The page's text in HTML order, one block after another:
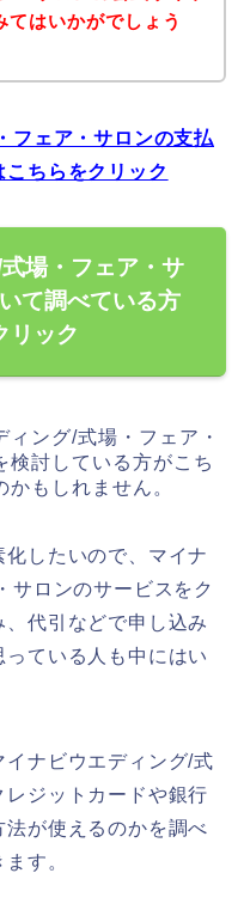
てはいかがでしょう
フェア・サロンの支払
ちらをクリック
場・フェア・サ
て調べている方
リック
ング/式場・フェア・
検討している方がこち
もしれません。
したいので、マイナ
サロンのサービスをク
代引などで申し込み
ている人も中にはい
ナビウエディング/式
ジットカードや銀行
が使えるのかを調べ
す。